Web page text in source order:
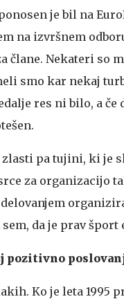
je bil na
na izvršnem
člane. Nekateri so
smo kar nekaj
res ni bilo, a
pa tujini, ki je
za organizacijo
da je prav
pozitivno
Ko je leta 1995